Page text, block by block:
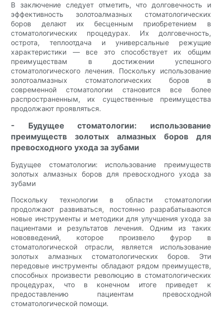
В заключение следует отметить, что долговечность и
эффективность золотоалмазных стоматологических
боров делают их бесценным приобретением в
стоматологических процедурах. Их долговечность,
острота, теплоотдача и универсальные режущие
характеристики — все это способствует их общим
преимуществам в достижении успешного
стоматологического лечения. Поскольку использование
золотоалмазных стоматологических боров в
современной стоматологии становится все более
распространенным, их существенные преимущества
продолжают проявляться.
- Будущее стоматологии: использование
преимуществ золотых алмазных боров для
превосходного ухода за зубами
Будущее стоматологии: использование преимуществ
золотых алмазных боров для превосходного ухода за
зубами
Поскольку технологии в области стоматологии
продолжают развиваться, постоянно разрабатываются
новые инструменты и методики для улучшения ухода за
пациентами и результатов лечения. Одним из таких
нововведений, которое произвело фурор в
стоматологической отрасли, является использование
золотых алмазных стоматологических боров. Эти
передовые инструменты обладают рядом преимуществ,
способных произвести революцию в стоматологических
процедурах, что в конечном итоге приведет к
предоставлению пациентам превосходной
стоматологической помощи.